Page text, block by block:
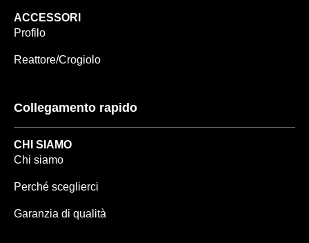
ACCESSORI
Profilo
Reattore/Crogiolo
Collegamento rapido
CHI SIAMO
Chi siamo
Perché sceglierci
Garanzia di qualità